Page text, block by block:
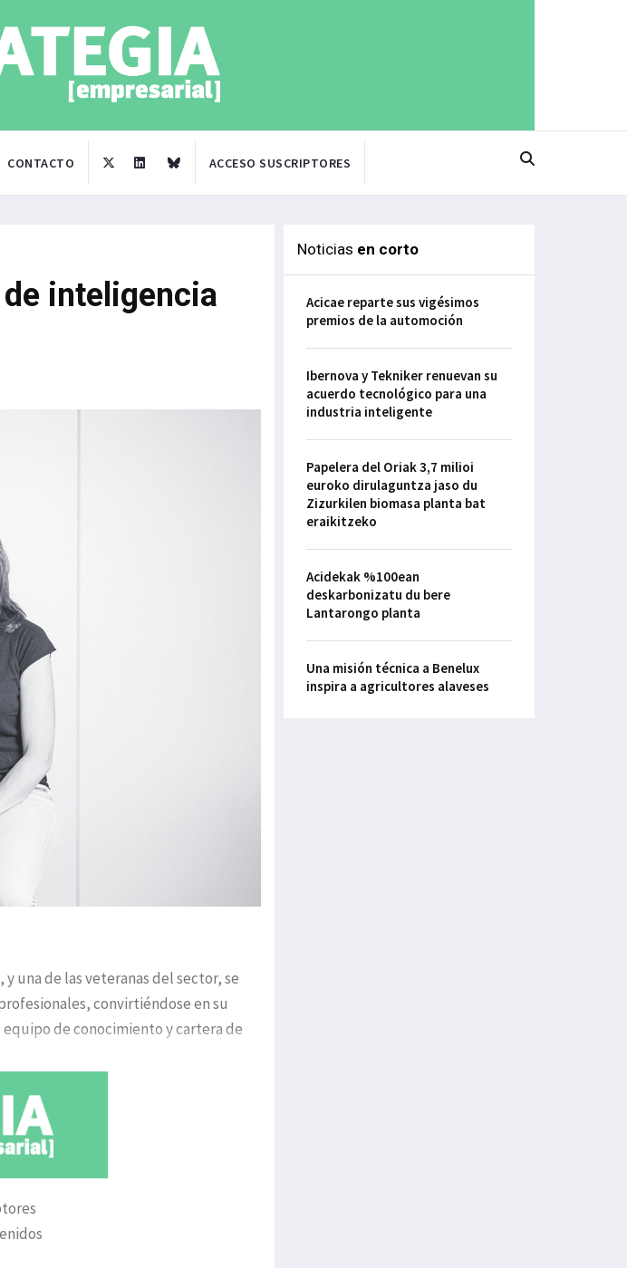
CONTACTO ACCESO SUSCRIPTORES
inteligencia
una de las veteranas del sector, se
convirtiéndose en su
de conocimiento y cartera de
Noticias en corto
Acicae reparte sus vigésimos
premios de la automoción
Ibernova y Tekniker renuevan su
acuerdo tecnológico para una
industria inteligente
Papelera del Oriak 3,7 milioi
euroko dirulaguntza jaso du
Zizurkilen biomasa planta bat
eraikitzeko
Acidekak %100ean
deskarbonizatu du bere
Lantarongo planta
Una misión técnica a Benelux
inspira a agricultores alaveses